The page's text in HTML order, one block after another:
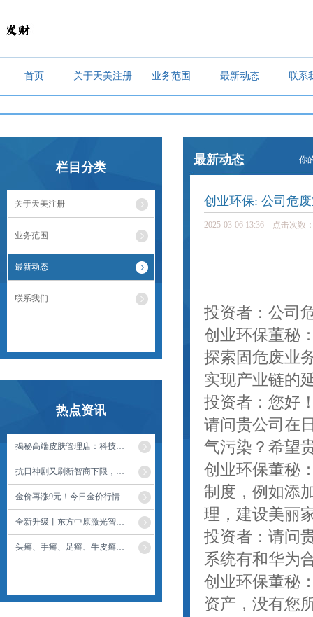
首页 关于天美注册 业务范围 最新动态 联系
栏目分类
关于天美注册
业务范围
最新动态
联系我们
热点资讯
揭秘高端皮肤管理店：科技与美的完美结合
抗日神剧又刷新智商下限，炮弹太大塞不进怎么办？
金价再涨9元！今日金价行情（2025/04/03 11:50）
全新升级丨东方中原激光智慧黑板，重新见证“视”界改变
头癣、手癣、足癣、牛皮癣，一个中成药，清热解毒、凉血润燥|银屑病
最新动态 你
创业环保: 公司危
2025-03-06 13:36 点击次数
投资者：公司
创业环保董秘
探索固危废业
实现产业链的
投资者：您好
请问贵公司在
气污染？希望
创业环保董秘
制度，例如添
理，建设美丽
投资者：请问
系统有和华为
创业环保董秘
资产，没有您